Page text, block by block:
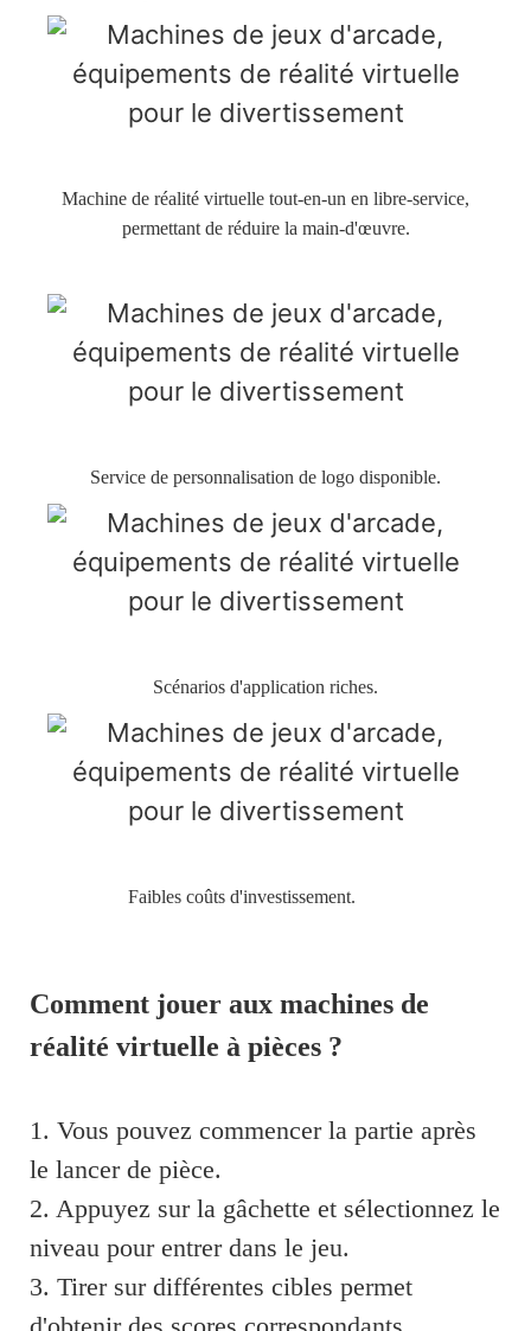
Machine de réalité virtuelle tout-en-un en libre-service,
permettant de réduire la main-d'œuvre.
Service de personnalisation de logo disponible.
Scénarios d'application riches.
Faibles coûts d'investissement.
Comment jouer aux machines de
réalité virtuelle à pièces ?
1. Vous pouvez commencer la partie après
le lancer de pièce.
2. Appuyez sur la gâchette et sélectionnez le
niveau pour entrer dans le jeu.
3. Tirer sur différentes cibles permet